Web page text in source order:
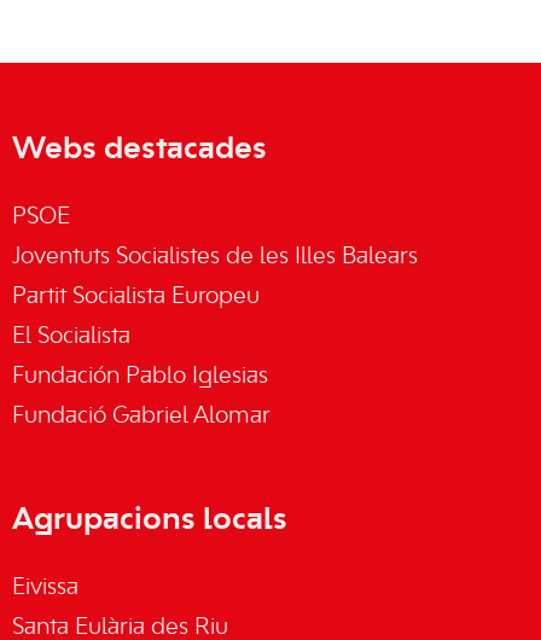
Webs destacades
PSOE
Joventuts Socialistes de les Illes Balears
Partit Socialista Europeu
El Socialista
Fundación Pablo Iglesias
Fundació Gabriel Alomar
Agrupacions locals
Eivissa
Santa Eulària des Riu